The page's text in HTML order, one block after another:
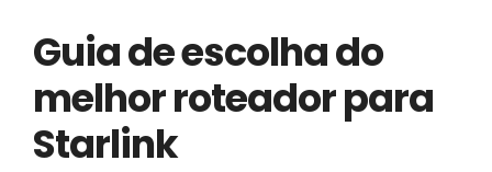
Guia de escolha do
melhor roteador para
Starlink